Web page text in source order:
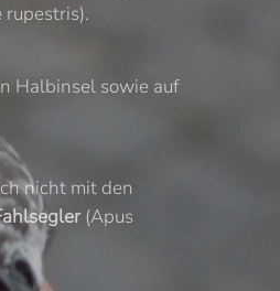
Halbinsel sowie auf
nicht mit den
(Apus